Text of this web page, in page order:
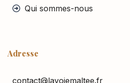
Qui sommes-nous
Adresse
contact@lavoiemaltee.fr